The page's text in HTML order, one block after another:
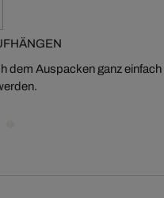
dem Auspacken ganz einfach